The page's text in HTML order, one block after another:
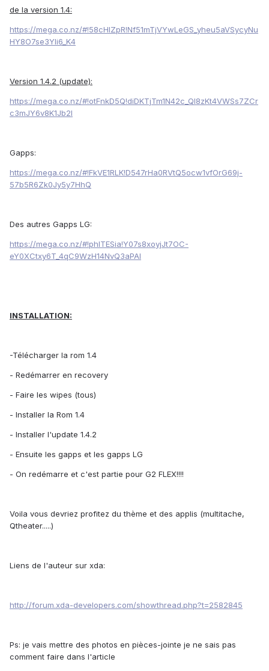
de la version 1.4:
https://mega.co.nz/#!58cHlZpR!Nf51mTjVYwLeGS_yheu5aVSycyNu
HY8O7se3YIi6_K4
Version 1.4.2 (update):
https://mega.co.nz/#!otFnkD5Q!diDKTjTm1N42c_QI8zKt4VWSs7ZCr
c3mJY6v8K1Jb2I
Gapps:
https://mega.co.nz/#!FkVE1RLK!D547rHa0RVtQ5ocw1vfOrG69j-
57b5R6Zk0Jy5y7HhQ
Des autres Gapps LG:
https://mega.co.nz/#!phlTESia!Y07s8xoyjJt7OC-
eY0XCtxy6T_4qC9WzH14NvQ3aPAI
INSTALLATION:
-Télécharger la rom 1.4
- Redémarrer en recovery
- Faire les wipes (tous)
- Installer la Rom 1.4
- Installer l'update 1.4.2
- Ensuite les gapps et les gapps LG
- On redémarre et c'est partie pour G2 FLEX!!!!
Voila vous devriez profitez du thème et des applis (multitache,
Qtheater.....)
Liens de l'auteur sur xda:
http://forum.xda-developers.com/showthread.php?t=2582845
Ps: je vais mettre des photos en pièces-jointe je ne sais pas
comment faire dans l'article